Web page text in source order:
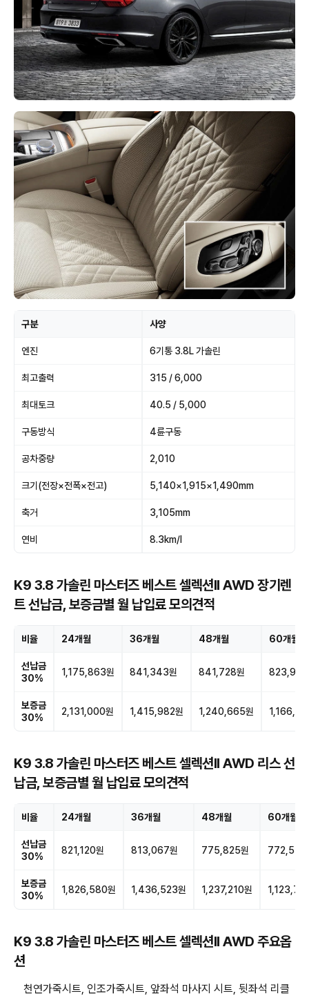
구분 사양
엔진 6기통 3.8L 가솔린
최고출력 315 / 6,000
최대토크 40.5 / 5,000
구동방식 4륜구동
공차중량 2,010
크기(전장×전폭×전고) 5,140×1,915×1,490mm
축거 3,105mm
연비 8.3km/l
K9 3.8 가솔린 마스터즈 베스트 셀렉션II AWD 장기렌
트 선납금, 보증금별 월 납입료 모의견적
비율 24개월 36개월 48개월 60개월
선납금
30%
1,175,863원 841,343원 841,728원 823,970
보증금
30%
2,131,000원 1,415,982원 1,240,665원
K9 3.8 가솔린 마스터즈 베스트 셀렉션II AWD 리스 선
납금, 보증금별 월 납입료 모의견적
비율 24개월 36개월 48개월 60개월
선납금
30%
821,120원 813,067원 775,825원 772,515
보증금
30%
1,826,580원 1,436,523원 1,237,210원
K9 3.8 가솔린 마스터즈 베스트 셀렉션II AWD 주요옵
션
천연가죽시트, 인조가죽시트, 앞좌석 마사지 시트, 뒷좌석 리클